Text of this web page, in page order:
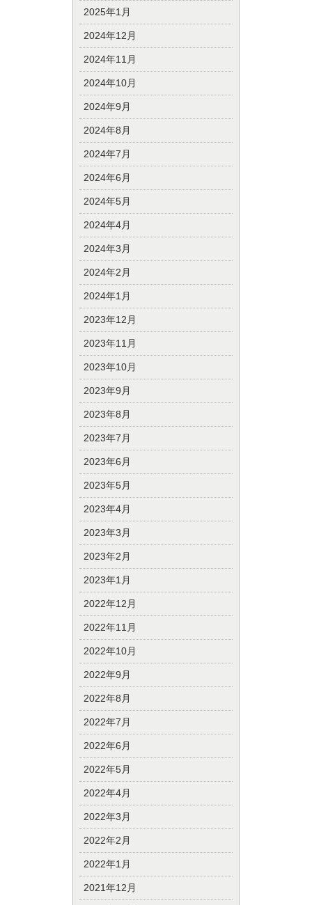
2025年1月
2024年12月
2024年11月
2024年10月
2024年9月
2024年8月
2024年7月
2024年6月
2024年5月
2024年4月
2024年3月
2024年2月
2024年1月
2023年12月
2023年11月
2023年10月
2023年9月
2023年8月
2023年7月
2023年6月
2023年5月
2023年4月
2023年3月
2023年2月
2023年1月
2022年12月
2022年11月
2022年10月
2022年9月
2022年8月
2022年7月
2022年6月
2022年5月
2022年4月
2022年3月
2022年2月
2022年1月
2021年12月